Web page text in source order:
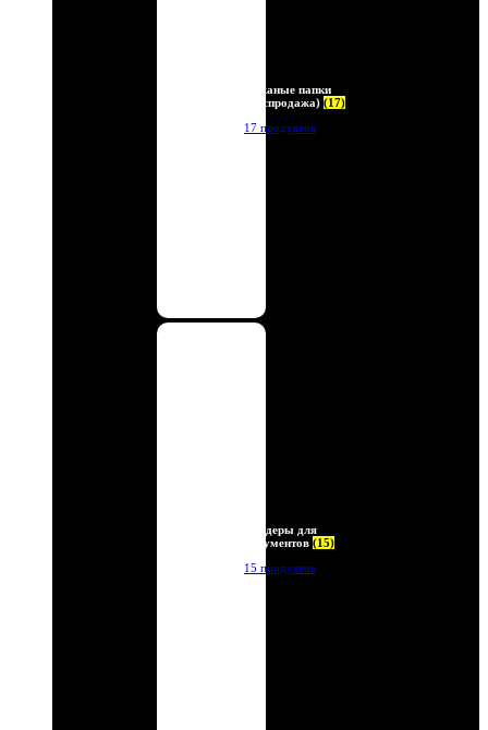
Кожаные папки
(Распродажа) (17)
17 продуктов
Холдеры для
документов (15)
15 продуктов